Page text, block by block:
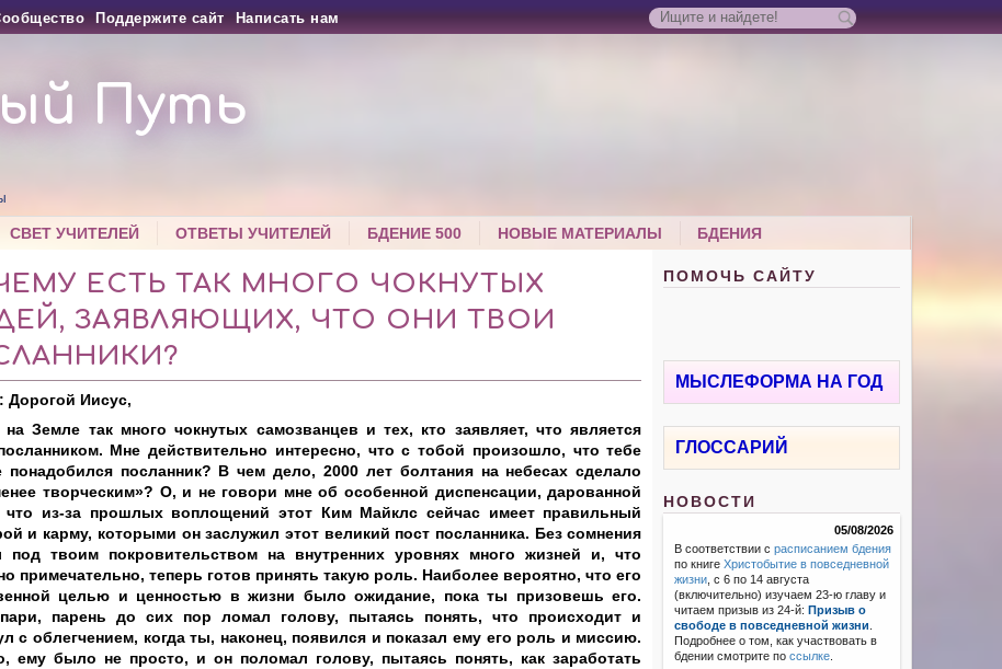
Поддержите сайт Написать нам
Путь
СВЕТ УЧИТЕЛЕЙ ОТВЕТЫ УЧИТЕЛЕЙ БДЕНИЕ 500 НОВЫЕ МАТЕРИАЛЫ БДЕНИЯ
ЕСТЬ ТАК МНОГО ЧОКНУТЫХ
ЗАЯВЛЯЮЩИХ, ЧТО ОНИ ТВОИ
Дорогой Иисус,
на Земле так много чокнутых самозванцев и тех, кто заявляет, что является
Мне действительно интересно, что с тобой произошло, что тебе
понадобился посланник? В чем дело, 2000 лет болтания на небесах сделало
творческим»? О, и не говори мне об особенной диспенсации, дарованной
что из-за прошлых воплощений этот Ким Майклс сейчас имеет правильный
и карму, которыми он заслужил этот великий пост посланника. Без сомнения
твоим покровительством на внутренних уровнях много жизней и, что
примечательно, теперь готов принять такую роль. Наиболее вероятно, что его
целью и ценностью в жизни было ожидание, пока ты призовешь его.
парень до сих пор ломал голову, пытаясь понять, что происходит и
с облегчением, когда ты, наконец, появился и показал ему его роль и миссию.
ему было не просто, и он поломал голову, пытаясь понять, как заработать
ПОМОЧЬ САЙТУ
МЫСЛЕФОРМА НА ГОД
ГЛОССАРИЙ
НОВОСТИ
05/08/2026
В соответствии срасписанием бдения
по книгеХристобытие в повседневной
жизни , с 6 по 14 августа
(включительно) изучаем 23-ю главу и
читаем призыв из 24-й: Призыв о
свободе в повседневной жизни
Подробнее о том, как участвовать в
бдении смотрите поссылке